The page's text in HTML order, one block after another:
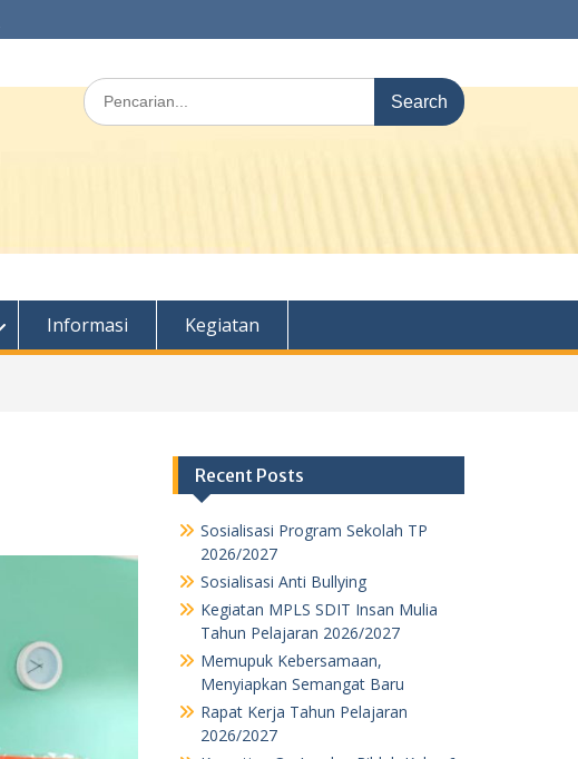
Search
for:
Informasi Kegiatan
Recent Posts
Sosialisasi Program Sekolah TP
2026/2027
Sosialisasi Anti Bullying
Kegiatan MPLS SDIT Insan Mulia
Tahun Pelajaran 2026/2027
Memupuk Kebersamaan,
Menyiapkan Semangat Baru
Rapat Kerja Tahun Pelajaran
2026/2027